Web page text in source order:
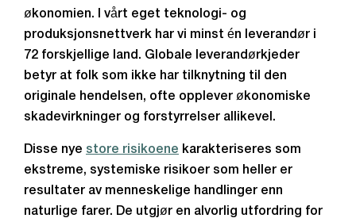
økonomien. I vårt eget teknologi- og
produksjonsnettverk har vi minst én leverandør i
72 forskjellige land. Globale leverandørkjeder
betyr at folk som ikke har tilknytning til den
originale hendelsen, ofte opplever økonomiske
skadevirkninger og forstyrrelser allikevel.
Disse nye store risikoene karakteriseres som
ekstreme, systemiske risikoer som heller er
resultater av menneskelige handlinger enn
naturlige farer. De utgjør en alvorlig utfordring for